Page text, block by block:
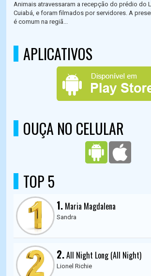
Animais atravessaram a recepção do prédio do
Cuiabá, e foram filmados por servidores. A
é comum na regiã...
APLICATIVOS
OUÇA NO CELULAR
TOP 5
1. Maria Magdalena
Sandra
2.All Night Long (All Night)
Lionel Richie